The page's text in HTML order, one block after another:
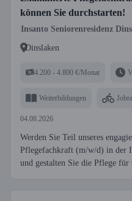
können Sie durchstarten!
Insanto Seniorenresidenz
Dinslaken
4.200 - 4.800 €/Monat
Weiterbildungen
04.08.2026
Werden Sie Teil unseres
Pflegefachkraft (m/w/d) in der
und gestalten Sie die Pflege